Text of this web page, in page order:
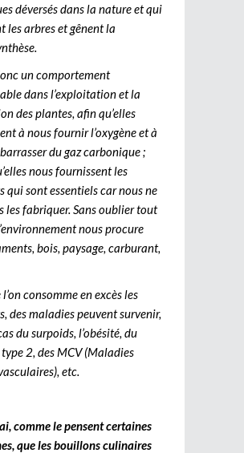
déversés dans la nature et qui
les arbres et gênent la
un comportement
dans l’exploitation et la
des plantes, afin qu’elles
à nous fournir l’oxygène et à
du gaz carbonique ;
nous fournissent les
qui sont essentiels car nous ne
les fabriquer. Sans oublier tout
nous procure
bois, paysage, carburant,
consomme en excès les
des maladies peuvent survenir,
du surpoids, l’obésité, du
2, des MCV (Maladies
etc.
comme le pensent certaines
que les bouillons culinaires